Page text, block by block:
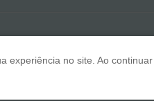
experiência no site. Ao